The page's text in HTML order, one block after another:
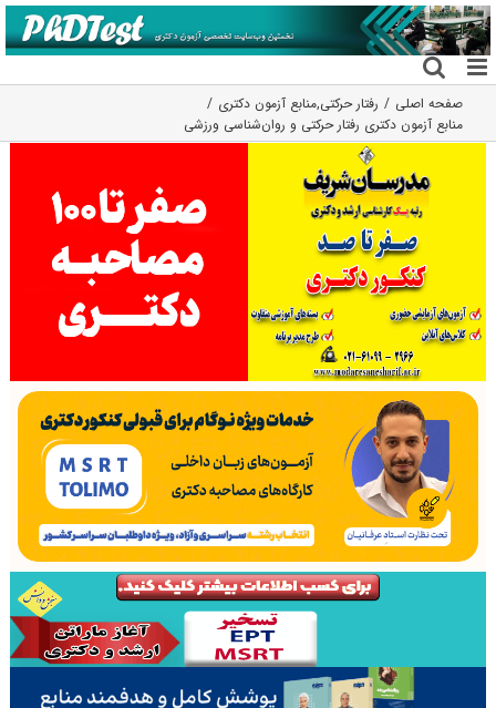
رفتن
به
محتوا
صفحه اصلی رفتار حرکتی,منابع آزمون دکتری
منابع آزمون دکتری رفتار حرکتی و روان‌شناسی ورزشی